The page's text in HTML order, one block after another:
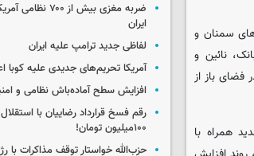
سمنان و
نائین و
باز از
وزش باد نسبتاً شدید همراه با
ضربه مغزی بیش از
ایران
لفاظی جدید ترامپ علیه ایران
آمریکا تحریم‌های جدیدی علیه کوبا
افزایش سطح آماده‌باش نظامی و
رقم فسخ قرارداد رضاییان با
۱۰۰میلیون تومان!
حزب‌الله خواستار توقف مذاکرات با